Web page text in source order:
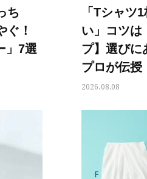
ち
ぐ！
」7選
「Tシャツ
い」コツは
プ】選びに
プロが伝授
2026.08.08